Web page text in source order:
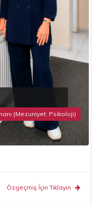
(Mezuniyet: Psikoloji)
Özgeçmiş İçin Tıklayın